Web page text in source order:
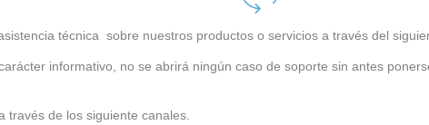
técnica sobre nuestros productos o servicios a través del
informativo, no se abrirá ningún caso de soporte sin antes
través de los siguiente canales.